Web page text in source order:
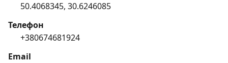
50.4068345, 30.6246085
Телефон
+380674681924
Email